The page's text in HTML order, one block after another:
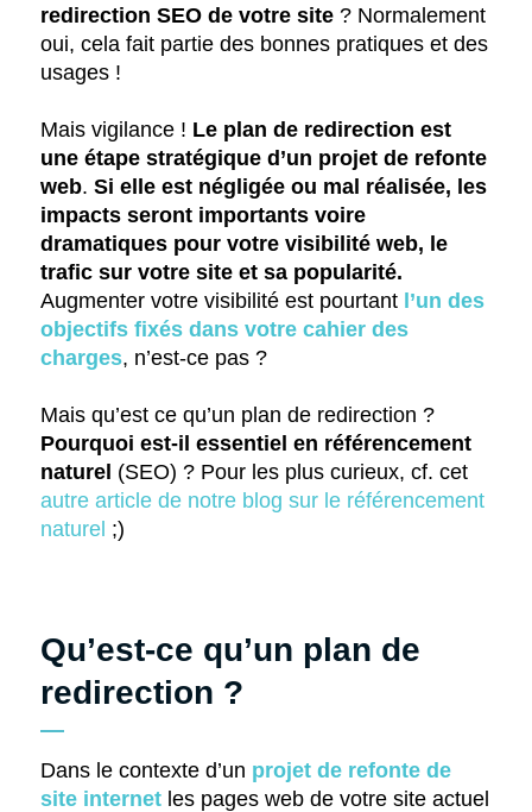
redirection SEO de votre site? Normalement
oui, cela fait partie des bonnes pratiques et des
usages !
Mais vigilance ! Le plan de redirection est
une étape stratégique d’un projet de refonte
web. Si elle est négligée ou mal réalisée, les
impacts seront importants voire
dramatiques pour votre visibilité web, le
trafic sur votre site et sa popularité.
Augmenter votre visibilité est pourtant l’un des
objectifs fixés dans votre cahier des
charges, n’est-ce pas ?
Mais qu’est ce qu’un plan de redirection ?
Pourquoi est-il essentiel en référencement
naturel (SEO) ? Pour les plus curieux, cf. cet
autre article de notre blog sur le référencement
naturel ;)
Qu’est-ce qu’un plan de
redirection ?
Dans le contexte d’un projet de refonte de
site internetles pages web de votre site actuel